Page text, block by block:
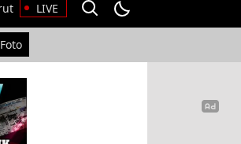
LIVE
Foto